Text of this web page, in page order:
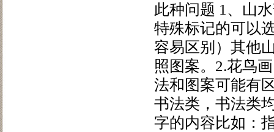
此种问题 1、山
特殊标记的可以
容易区别）其他
照图案。2.花鸟
法和图案可能有
书法类，书法类
字的内容比如：